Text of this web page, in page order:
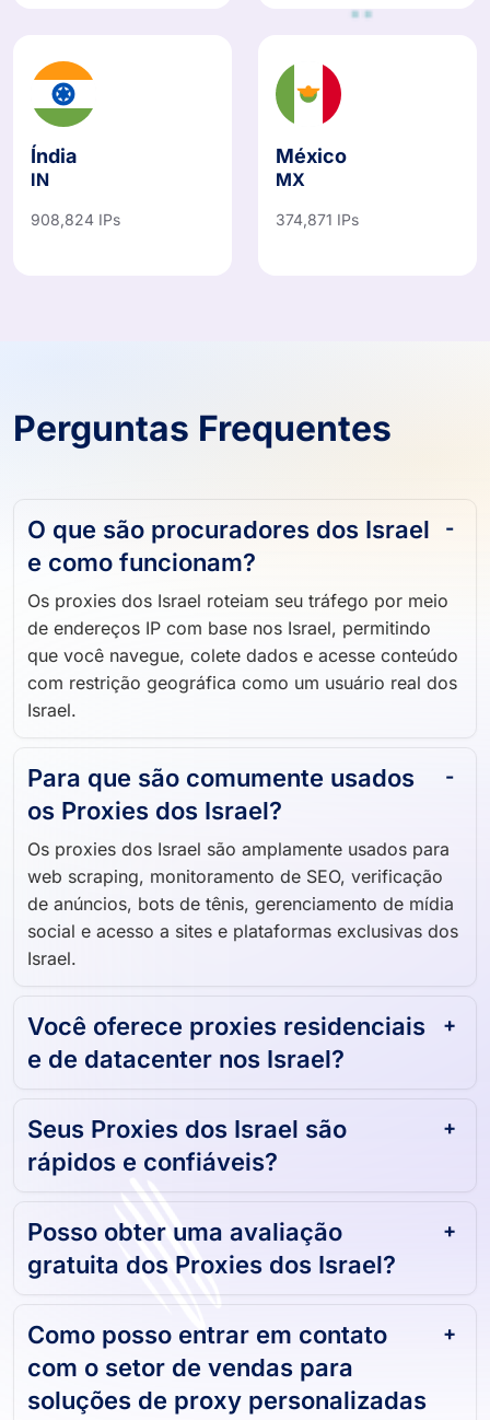
Índia
IN
908,824 IPs
México
MX
374,871 IPs
Perguntas Frequentes
O que são procuradores dos Israel
e como funcionam?
Os proxies dos Israel roteiam seu tráfego por meio
de endereços IP com base nos Israel, permitindo
que você navegue, colete dados e acesse conteúdo
com restrição geográfica como um usuário real dos
Israel.
Para que são comumente usados ​​
os Proxies dos Israel?
Os proxies dos Israel são amplamente usados ​​para
web scraping, monitoramento de SEO, verificação
de anúncios, bots de tênis, gerenciamento de mídia
social e acesso a sites e plataformas exclusivas dos
Israel.
Você oferece proxies residenciais
e de datacenter nos Israel?
Seus Proxies dos Israel são
rápidos e confiáveis?
Posso obter uma avaliação
gratuita dos Proxies dos Israel?
Como posso entrar em contato
com o setor de vendas para
soluções de proxy personalizadas